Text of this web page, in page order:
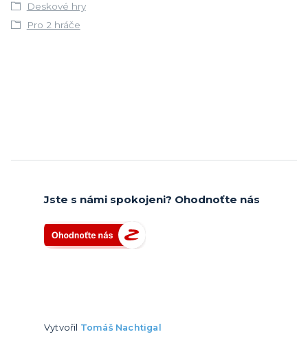
Deskové hry
Pro 2 hráče
Jste s námi spokojeni? Ohodnoťte nás
Vytvořil Tomáš Nachtigal